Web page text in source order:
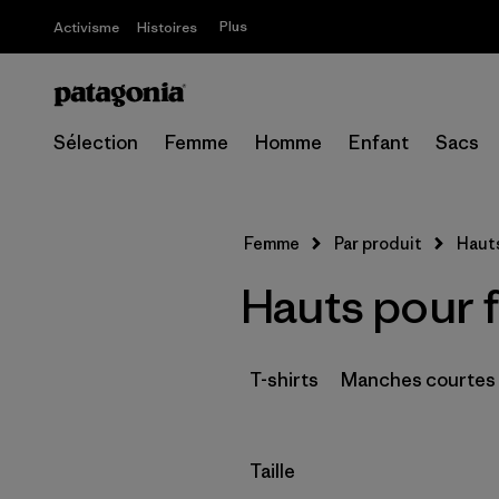
Activisme Histoires Plus
Sélection Femme Homme Enfant Sacs
Femme Par produit
Hauts pour
T-shirts Manches courtes
Filtrer par
Taille